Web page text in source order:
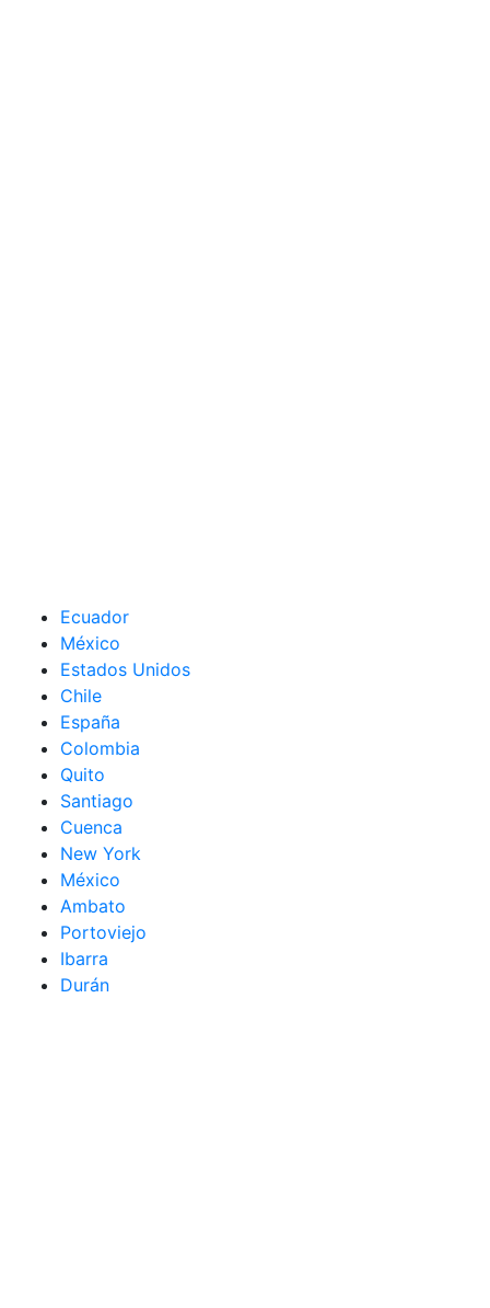
Ecuador
México
Estados Unidos
Chile
España
Colombia
Quito
Santiago
Cuenca
New York
México
Ambato
Portoviejo
Ibarra
Durán